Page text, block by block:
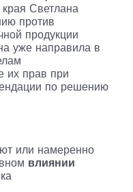
края Светлана
против
продукции
уже направила в
их прав при
по решению
или намеренно
влиянии